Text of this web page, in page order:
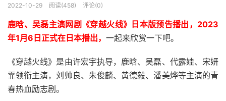
2022-10-29 阅读(458) 评论(0)
鹿晗、吴磊主演网剧《穿越火线》日本版预告播出，2023
年1月6日正式在日本播出， 一起来欣赏一下吧。
《穿越火线》是由许宏宇执导，鹿晗、吴磊、代露娃、宋妍
霏领衔主演，刘帅良、朱俊麟、黄德毅、潘美烨等主演的青
春热血励志剧。